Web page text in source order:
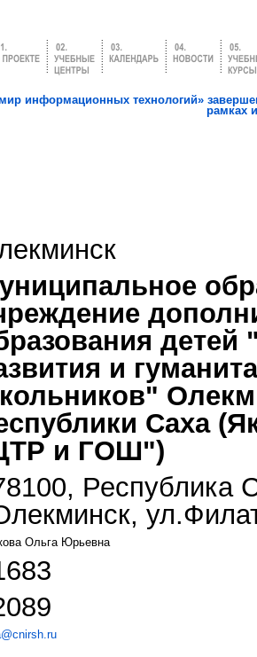
информационных технологий»
рамках
детей
и
Саха
и ГОШ")
Республика
Ольга Юрьевна